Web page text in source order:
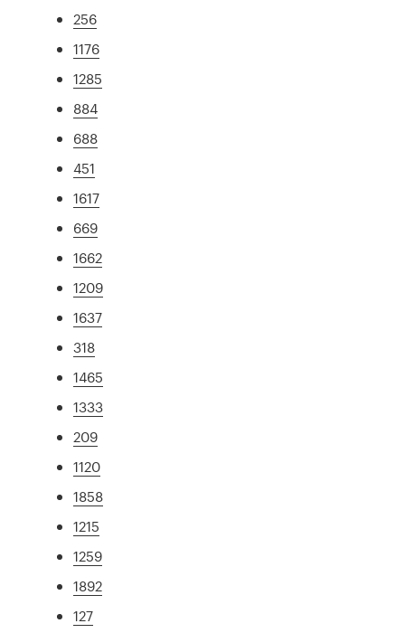
256
1176
1285
884
688
451
1617
669
1662
1209
1637
318
1465
1333
209
1120
1858
1215
1259
1892
127